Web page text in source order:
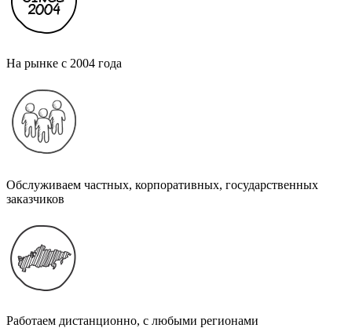
На рынке с 2004 года
Обслуживаем частных, корпоративных, государственных
заказчиков
Работаем дистанционно, с любыми регионами